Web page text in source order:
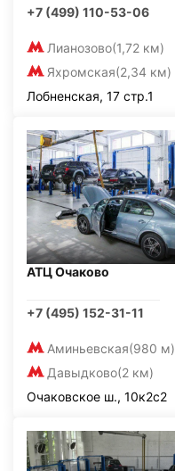
+7 (499) 110-53-06
Лианозово(1,72 км)
Яхромская(2,34 км)
Лобненская, 17 стр.1
АТЦ Очаково
+7 (495) 152-31-11
Аминьевская(980 м)
Давыдково(2 км)
Очаковское ш., 10к2с2